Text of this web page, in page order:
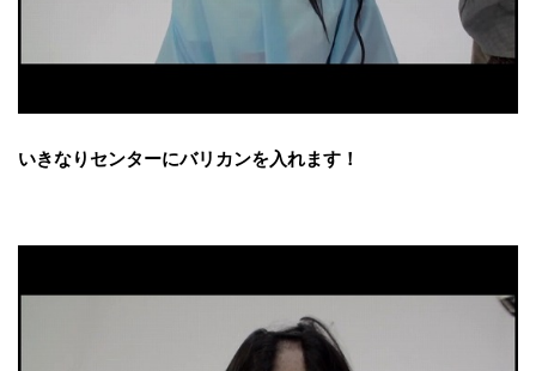
いきなりセンターにバリカンを入れます！